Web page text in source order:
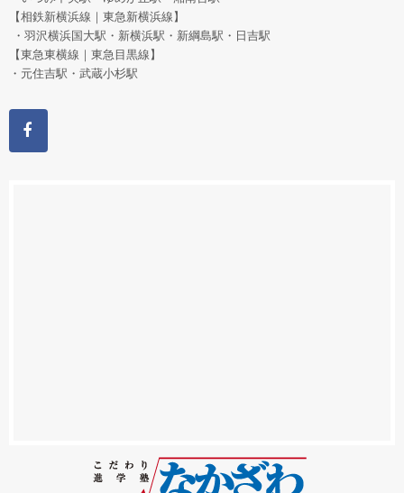
【相鉄新横浜線｜東急新横浜線】
・羽沢横浜国大駅・新横浜駅・新綱島駅・日吉駅
【東急東横線｜東急目黒線】
・元住吉駅・武蔵小杉駅